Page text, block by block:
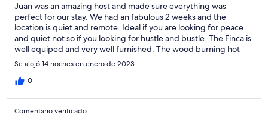
Juan was an amazing host and made sure everything was
perfect for our stay. We had an fabulous 2 weeks and the
location is quiet and remote. Ideal if you are looking for peace
and quiet not so if you looking for hustle and bustle. The Finca is
well equiped and very well furnished. The wood burning hot
tub was a very nice touch. Definitely coming back here if we
head back to Tenerife.
Se alojó 14 noches en enero de 2023
0
Comentario verificado